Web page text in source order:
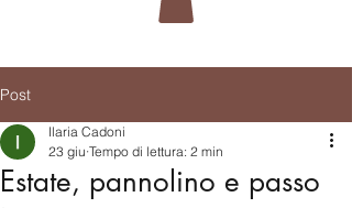
Post
Estate, pannolino e passo
Ilaria Cadoni
23 giu Tempo di lettura: 2 min